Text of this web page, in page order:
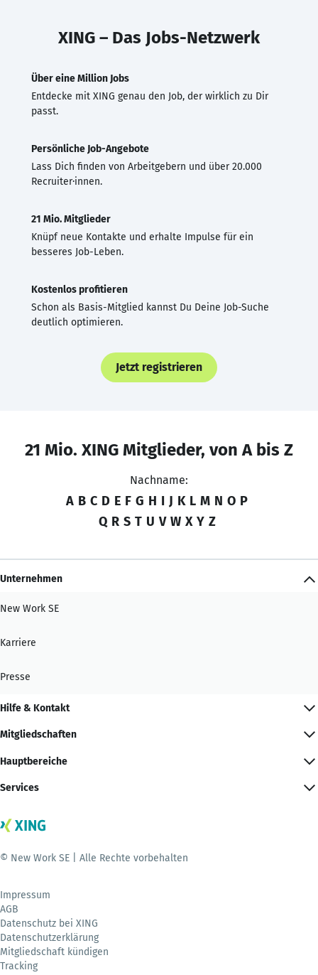
XING – Das Jobs-Netzwerk
Über eine Million Jobs
Entdecke mit XING genau den Job, der wirklich zu Dir
passt.
Persönliche Job-Angebote
Lass Dich finden von Arbeitgebern und über 20.000
Recruiter·innen.
21 Mio. Mitglieder
Knüpf neue Kontakte und erhalte Impulse für ein
besseres Job-Leben.
Kostenlos profitieren
Schon als Basis-Mitglied kannst Du Deine Job-Suche
deutlich optimieren.
Jetzt registrieren
21 Mio. XING Mitglieder, von A bis Z
Nachname:
A B C D E F G H I J K L M N O P
Q R S T U V W X Y Z
Unternehmen
New Work SE
Karriere
Presse
Hilfe & Kontakt
Mitgliedschaften
Hauptbereiche
Services
© New Work SE | Alle Rechte vorbehalten
Impressum
AGB
Datenschutz bei XING
Datenschutzerklärung
Mitgliedschaft kündigen
Tracking